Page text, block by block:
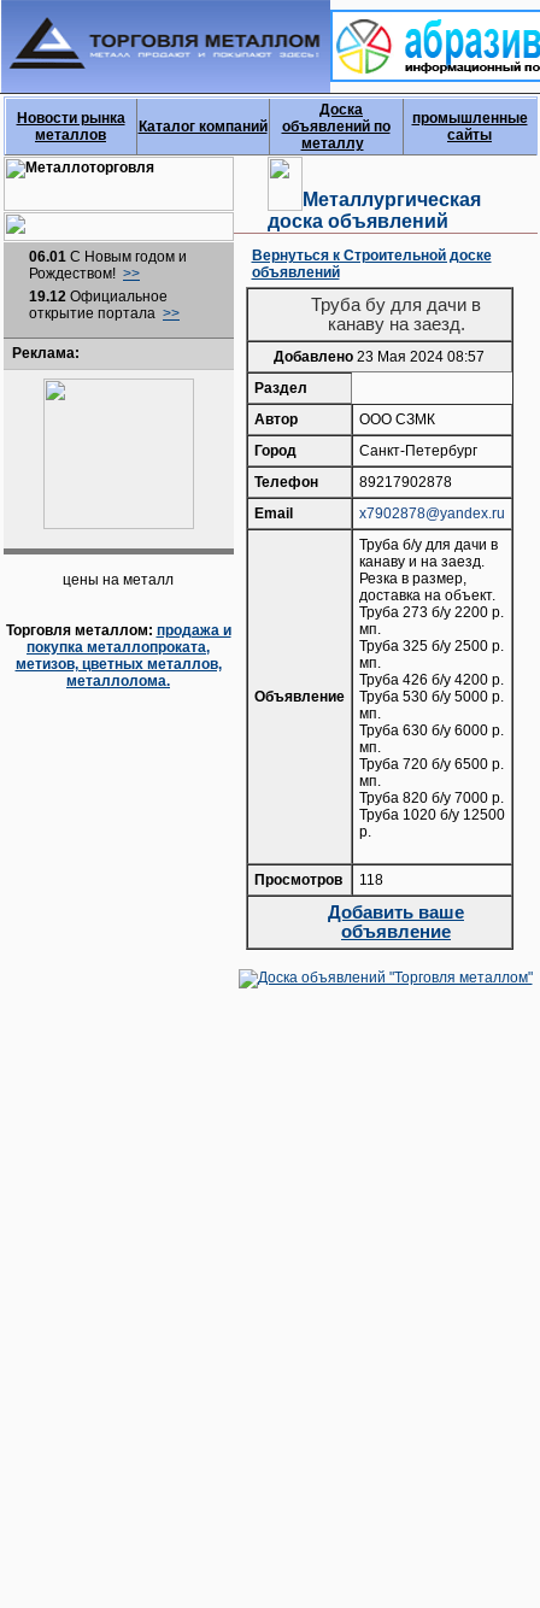
Новости рынка
металлов
Каталог компаний
Доска
объявлений по
металлу
промышленные
сайты
06.01 С Новым годом и
Рождеством! >>
19.12 Официальное
открытие портала >>
Реклама:
цены на металл
Торговля металлом: продажа и
покупка металлопроката,
метизов, цветных металлов,
металлолома.
Металлургическая
доска объявлений
Вернуться к Строительной доске
объявлений
Труба бу для дачи в
канаву на заезд.
Добавлено 23 Мая 2024 08:57
Раздел
Автор
ООО СЗМК
Город
Санкт-Петербург
Телефон
89217902878
Email
x7902878@yandex.ru
Объявление
Труба б/у для дачи в
канаву и на заезд.
Резка в размер,
доставка на объект.
Труба 273 б/у 2200 р.
мп.
Труба 325 б/у 2500 р.
мп.
Труба 426 б/у 4200 р.
Труба 530 б/у 5000 р.
мп.
Труба 630 б/у 6000 р.
мп.
Труба 720 б/у 6500 р.
мп.
Труба 820 б/у 7000 р.
Труба 1020 б/у 12500
р.
Просмотров 118
Добавить ваше
объявление